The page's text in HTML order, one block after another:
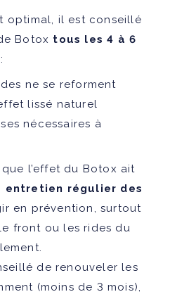
optimal, il est conseillé
Botox tous les 4 à 6
ne se reforment
lissé naturel
nécessaires à
l’effet du Botox ait
entretien régulier des
en prévention, surtout
front ou les rides du
de renouveler les
(moins de 3 mois),